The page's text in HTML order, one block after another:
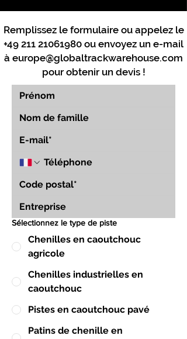
Remplissez le formulaire ou appelez le
+49 211 21061980 ou envoyez un e-mail
à europe@globaltrackwarehouse.com
pour obtenir un devis !
Sélectionnez le type de piste
Chenilles en caoutchouc
agricole
Chenilles industrielles en
caoutchouc
Pistes en caoutchouc pavé
Patins de chenille en